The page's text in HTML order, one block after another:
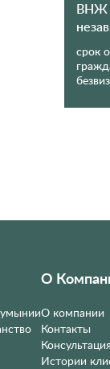
ВНЖ
срок
О
О компании
Контакты
Консультация
Истории